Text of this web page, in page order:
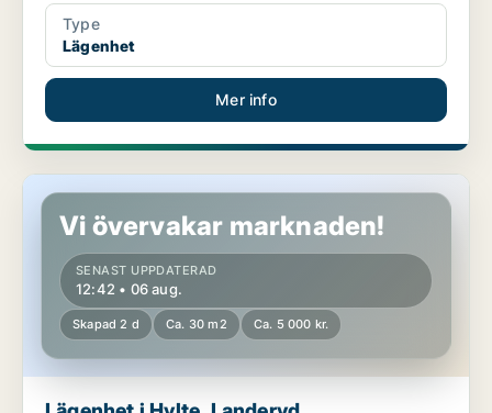
Type
Lägenhet
Mer info
Lägenhet i Hylte, Landeryd
Vi övervakar marknaden!
SENAST UPPDATERAD
12:42 • 06 aug.
Skapad 2 d Ca. 30 m2 Ca. 5 000 kr.